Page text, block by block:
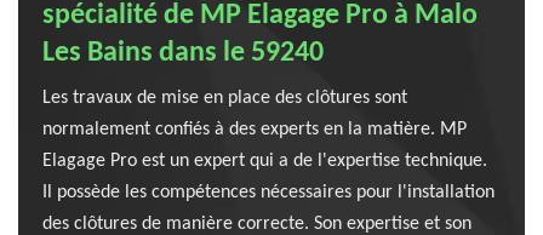
spécialité de MP Elagage Pro à Malo
Les Bains dans le 59240
Les travaux de mise en place des clôtures sont
normalement confiés à des experts en la matière. MP
Elagage Pro est un expert qui a de l'expertise technique.
Il possède les compétences nécessaires pour l'installation
des clôtures de manière correcte. Son expertise et son